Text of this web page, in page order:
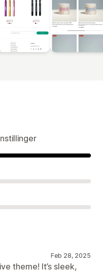
Feb 28, 2025
theme! It’s sleek,